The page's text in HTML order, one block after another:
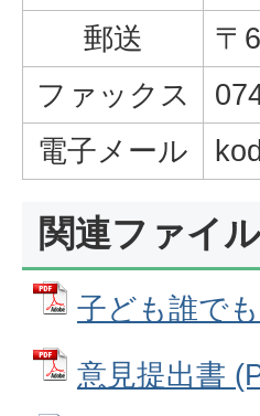
郵送
〒
ファックス
電子メール
関連ファイル
子ども誰で
意見提出書